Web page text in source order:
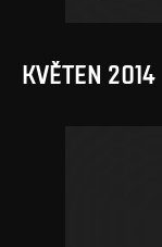
KVĚTEN 2014